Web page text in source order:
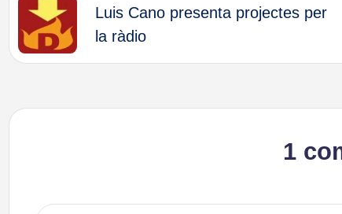
de
entradas
Luis Cano presenta projectes per
la ràdio
1